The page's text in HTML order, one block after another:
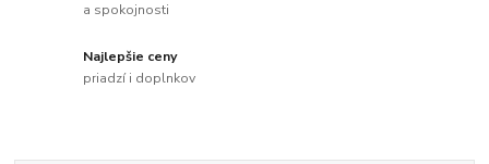
a spokojnosti
Najlepšie ceny
priadzí i doplnkov